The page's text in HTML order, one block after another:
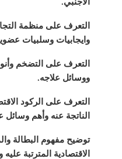
التعرف على منظمة
وايجابيات وسلبيات
التعرف على التضخم
ووسائل علاجه.
التعرف على الركود
الناتجة عنه وأهم وسائل
توضيح مفهوم البطالة
الاقتصادية المترتبة